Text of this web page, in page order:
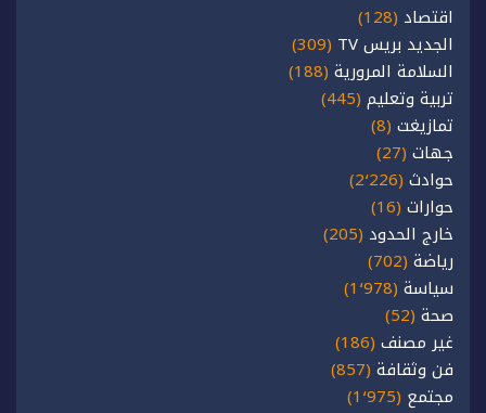
اقتصاد (128)
الجديد بريس TV
(309)
السلامة المرورية (188)
تربية وتعليم (445)
تمازيغت (8)
جهات (27)
حوادث (2٬226)
حوارات (16)
خارج الحدود (205)
رياضة (702)
سياسة (1٬978)
صحة (52)
غير مصنف (186)
فن وثقافة (857)
مجتمع (1٬975)